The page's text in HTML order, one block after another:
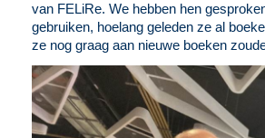
van FELiRe. We hebben hen
gebruiken, hoelang geleden ze al
ze nog graag aan nieuwe boeken